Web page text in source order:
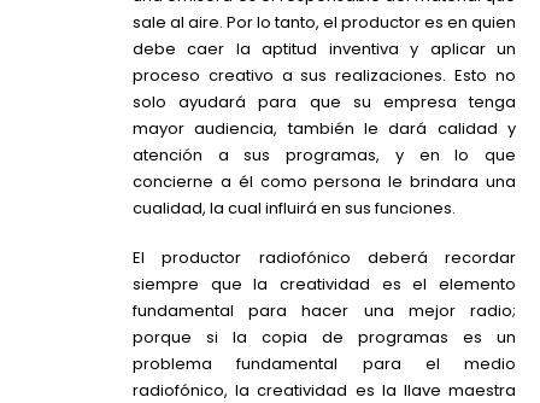
sale al aire. Por lo tanto, el productor es en quien
debe caer la aptitud inventiva y aplicar un
proceso creativo a sus realizaciones. Esto no
solo ayudará para que su empresa tenga
mayor audiencia, también le dará calidad y
atención a sus programas, y en lo que
concierne a él como persona le brindara una
cualidad, la cual influirá en sus funciones.
El productor radiofónico deberá recordar
siempre que la creatividad es el elemento
fundamental para hacer una mejor radio;
porque si la copia de programas es un
problema fundamental para el medio
radiofónico, la creatividad es la llave maestra